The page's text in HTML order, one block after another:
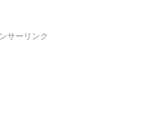
サーリンク